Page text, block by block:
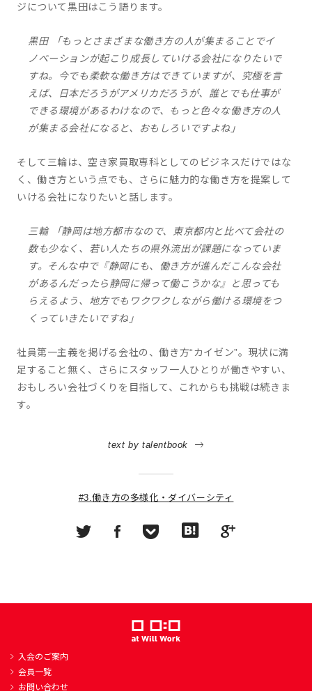
ジについて黒田はこう語ります。
黒田 「もっとさまざまな働き方の人が集まることでイ
ノベーションが起こり成長していける会社になりたいで
すね。今でも柔軟な働き方はできていますが、究極を言
えば、日本だろうがアメリカだろうが、誰とでも仕事が
できる環境があるわけなので、もっと色々な働き方の人
が集まる会社になると、おもしろいですよね」
そして三輪は、空き家買取専科としてのビジネスだけではな
く、働き方という点でも、さらに魅力的な働き方を提案して
いける会社になりたいと話します。
三輪 「静岡は地方都市なので、東京都内と比べて会社の
数も少なく、若い人たちの県外流出が課題になっていま
す。そんな中で『静岡にも、働き方が進んだこんな会社
があるんだったら静岡に帰って働こうかな』と思っても
らえるよう、地方でもワクワクしながら働ける環境をつ
くっていきたいですね」
社員第一主義を掲げる会社の、働き方“カイゼン”。現状に満
足すること無く、さらにスタッフ一人ひとりが働きやすい、
おもしろい会社づくりを目指して、これからも挑戦は続きま
す。
text by talentbook
#3.働き方の多様化・ダイバーシティ
入会のご案内
会員一覧
お問い合わせ